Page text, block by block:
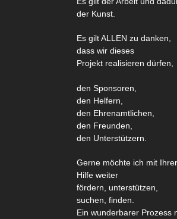
der Kunst.
Es gilt ALLEN zu danken,
dass wir dieses
Projekt realisieren dürfen,
den Sponsoren,
den Helfern,
den Ehrenamtlichen,
den Freunden,
den Unterstützern.
Gerne möchte ich mit Ihrer
Hilfe weiter
fördern, unterstützen,
suchen, finden.
Ein wunderbarer Prozess